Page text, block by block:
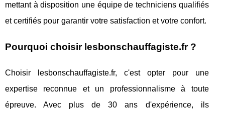
mettant à disposition une équipe de techniciens qualifiés
et certifiés pour garantir votre satisfaction et votre confort.
Pourquoi choisir lesbonschauffagiste.fr ?
Choisir lesbonschauffagiste.fr, c'est opter pour une
expertise reconnue et un professionnalisme à toute
épreuve. Avec plus de 30 ans d'expérience, ils